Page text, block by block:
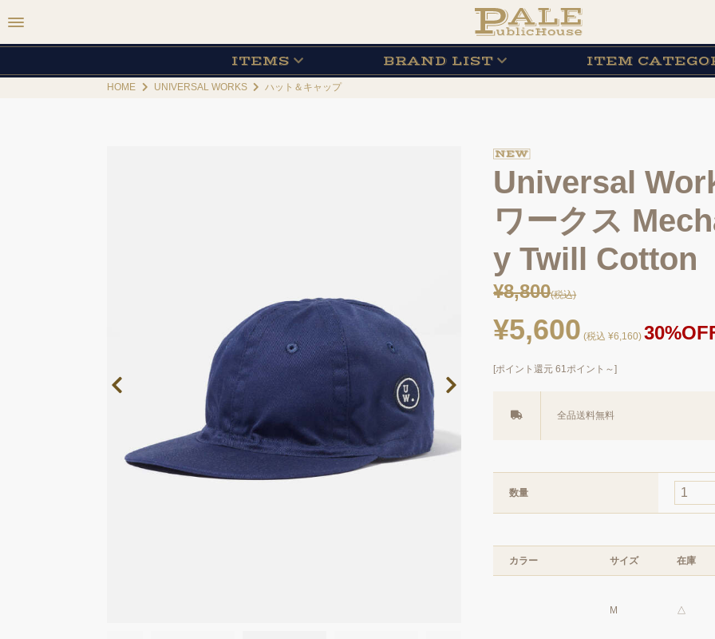
ITEMS BRAND LIST ITEM
HOME UNIVERSAL WORKS ハット＆キャップ
Universal
ワークス
y Twill Cotton
¥8,800(税込)
¥5,600 (税込 ¥6,160)
[ポイント還元 61ポイント～]
全品送料無料
数量
カラー サイズ 在庫
M △